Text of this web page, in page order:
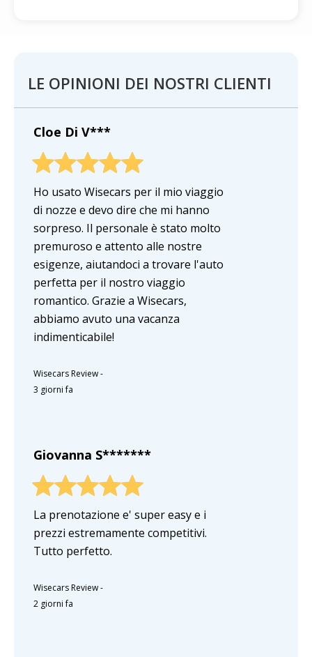
LE OPINIONI DEI NOSTRI CLIENTI
Cloe Di V***
Ho usato Wisecars per il mio viaggio
di nozze e devo dire che mi hanno
sorpreso. Il personale è stato molto
premuroso e attento alle nostre
esigenze, aiutandoci a trovare l'auto
perfetta per il nostro viaggio
romantico. Grazie a Wisecars,
abbiamo avuto una vacanza
indimenticabile!
Wisecars Review-
3 giorni fa
Giovanna S*******
La prenotazione e' super easy e i
prezzi estremamente competitivi.
Tutto perfetto.
Wisecars Review-
2 giorni fa